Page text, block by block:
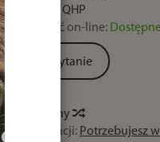
Producent:
QHP
Dostępność on-line:
Zadaj pytanie
Historia ceny
Czas realizacji: Potrzebujesz